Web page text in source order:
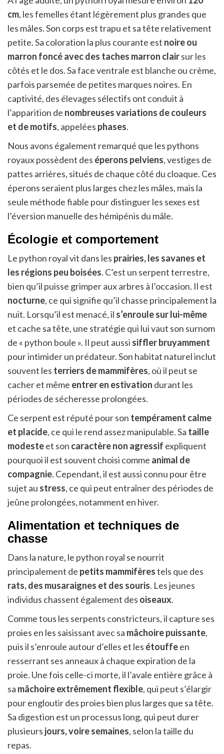
cm, les femelles étant légèrement plus grandes que
les mâles. Son corps est trapu et sa tête relativement
petite. Sa coloration la plus courante est noire ou
marron foncé avec des taches marron clairsur les
côtés et le dos. Sa face ventrale est blanche ou crème,
parfois parsemée de petites marques noires. En
captivité, des élevages sélectifs ont conduit à
l’apparition de nombreuses variations de couleurs
et de motifs, appelées phases.
Nous avons également remarqué que les pythons
royaux possèdent des éperons pelviens, vestiges de
pattes arrières, situés de chaque côté du cloaque. Ces
éperons seraient plus larges chez les mâles, mais la
seule méthode fiable pour distinguer les sexes est
l’éversion manuelle des hémipénis du mâle.
Écologie et comportement
Le python royal vit dans les prairies, les savanes et
les régions peu boisées. C’est un serpent terrestre,
bien qu’il puisse grimper aux arbres à l’occasion. Il est
nocturne, ce qui signifie qu’il chasse principalement la
nuit. Lorsqu’il est menacé, il s’enroule sur lui-même
et cache sa tête, une stratégie qui lui vaut son surnom
de « python boule ». Il peut aussi siffler bruyamment
pour intimider un prédateur. Son habitat naturel inclut
souvent les terriers de mammifères, où il peut se
cacher et même entrer en estivation durant les
périodes de sécheresse prolongées.
Ce serpent est réputé pour son tempérament calme
et placide, ce qui le rend assez manipulable. Sa taille
modesteet son caractère non agressif expliquent
pourquoi il est souvent choisi comme animal de
compagnie. Cependant, il est aussi connu pour être
sujet au stress, ce qui peut entraîner des périodes de
jeûne prolongées, notamment en hiver.
Alimentation et techniques de
chasse
Dans la nature, le python royal se nourrit
principalement de petits mammifèrestels que des
rats, des musaraignes et des souris. Les jeunes
individus chassent également des oiseaux.
Comme tous les serpents constricteurs, il capture ses
proies en les saisissant avec sa mâchoire puissante,
puis il s’enroule autour d’elles et les étouffeen
resserrant ses anneaux à chaque expiration de la
proie. Une fois celle-ci morte, il l’avale entière grâce à
sa mâchoire extrêmement flexible, qui peut s’élargir
pour engloutir des proies bien plus larges que sa tête.
Sa digestion est un processus long, qui peut durer
plusieurs jours, voire semaines, selon la taille du
repas.